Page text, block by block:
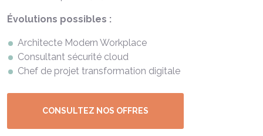
Évolutions possibles :
Architecte Modern Workplace
Consultant sécurité cloud
Chef de projet transformation digitale
CONSULTEZ NOS OFFRES